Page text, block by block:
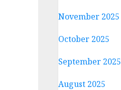
November 2025
October 2025
September 2025
August 2025